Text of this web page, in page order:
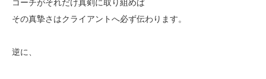
コーチがそれだけ真剣に取り組めば
その真摯さはクライアントへ必ず伝わります。
逆に、